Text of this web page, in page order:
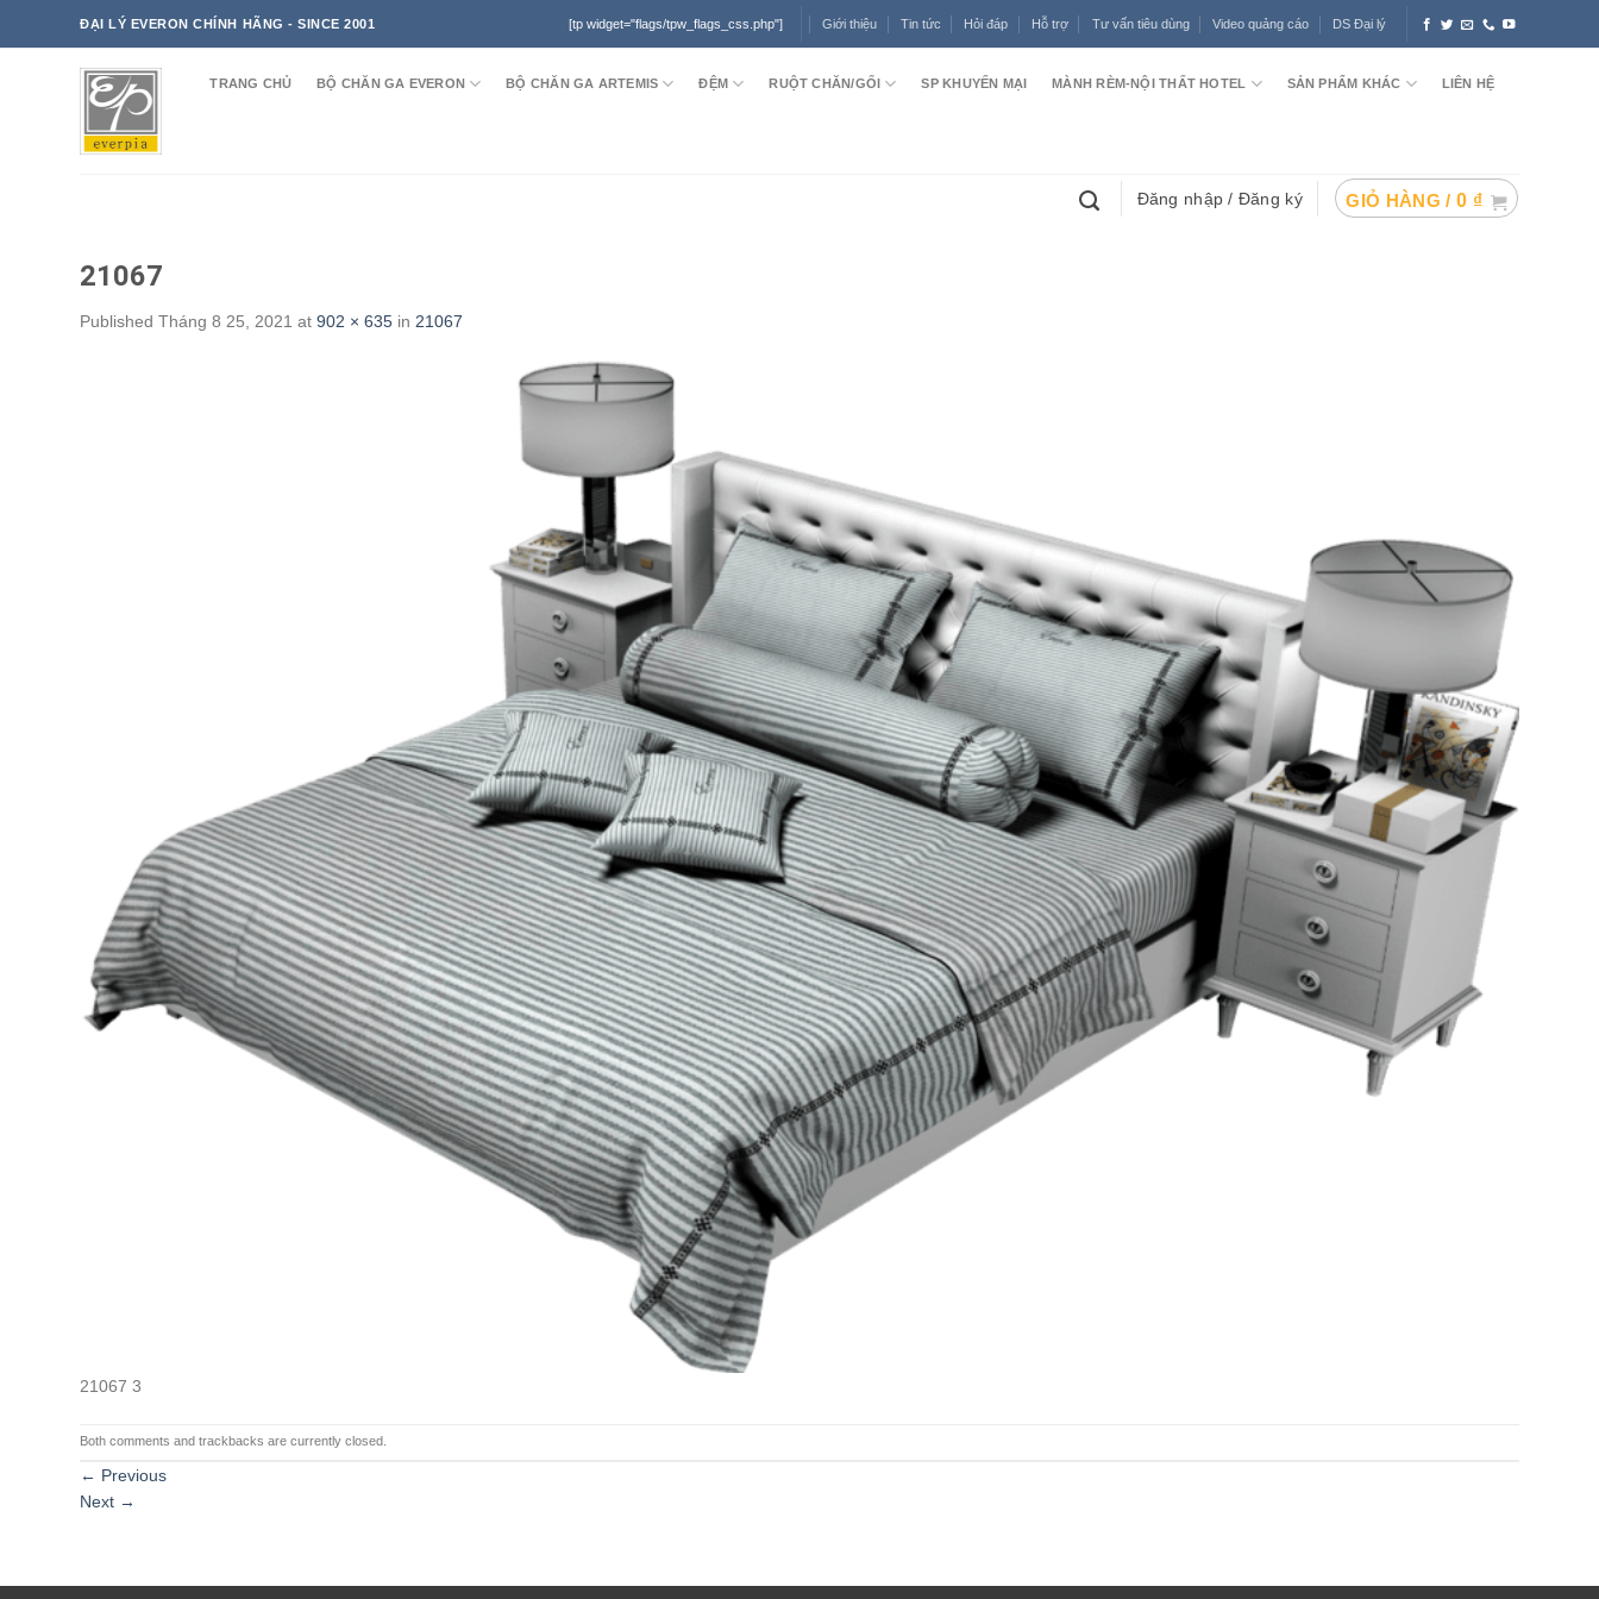
ĐẠI LÝ EVERON CHÍNH HÃNG - SINCE 2001 [tp widget="flags/tpw_flags_css.php"] Giới thiệu Tin tức Hỏi đáp Hỗ trợ Tư vấn tiêu dùng Video quảng cáo DS Đại lý
TRANG CHỦ BỘ CHĂN GA EVERON BỘ CHĂN GA ARTEMIS ĐỆM RUỘT CHĂN/GỐI SP KHUYẾN MẠI MÀNH RÈM-NỘI THẤT HOTEL SẢN PHẨM KHÁC LIÊN HỆ
Đăng nhập / Đăng ký GIỎ HÀNG / 0 ₫
21067
Published Tháng 8 25, 2021 at 902 × 635 in 21067
21067 3
Both comments and trackbacks are currently closed.
← Previous
Next →